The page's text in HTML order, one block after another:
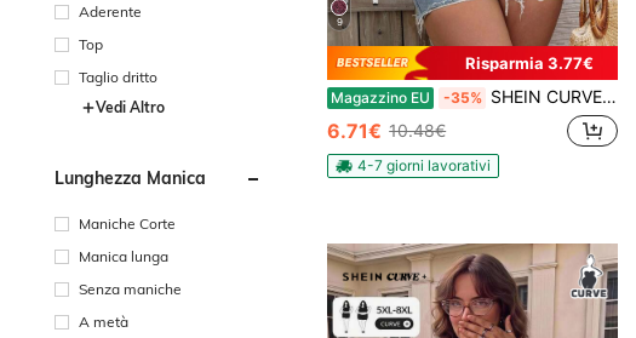
Aderente
Top
Taglio dritto
Vedi Altro
Lunghezza Manica
Maniche Corte
Manica lunga
Senza maniche
A metà
9
Risparmia 3.77€
Magazzino EU -35% SHEIN CURVE+ Cardigan lungo con maniche lunghe, con laccio frontale e design traforato, adatto per vacanze al mare, abbigliamento da spiaggia, stile bohémien, disponibile in taglie comode
6.71€ 10.48€
4-7 giorni lavorativi